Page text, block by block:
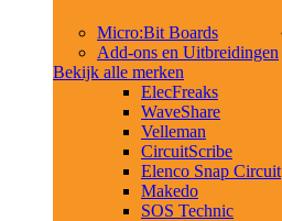
Micro:Bit Boards
Add-ons en Uitbreidingen
Bekijk alle merken
ElecFreaks
WaveShare
Velleman
CircuitScribe
Elenco Snap Circuit
Makedo
SOS Technic